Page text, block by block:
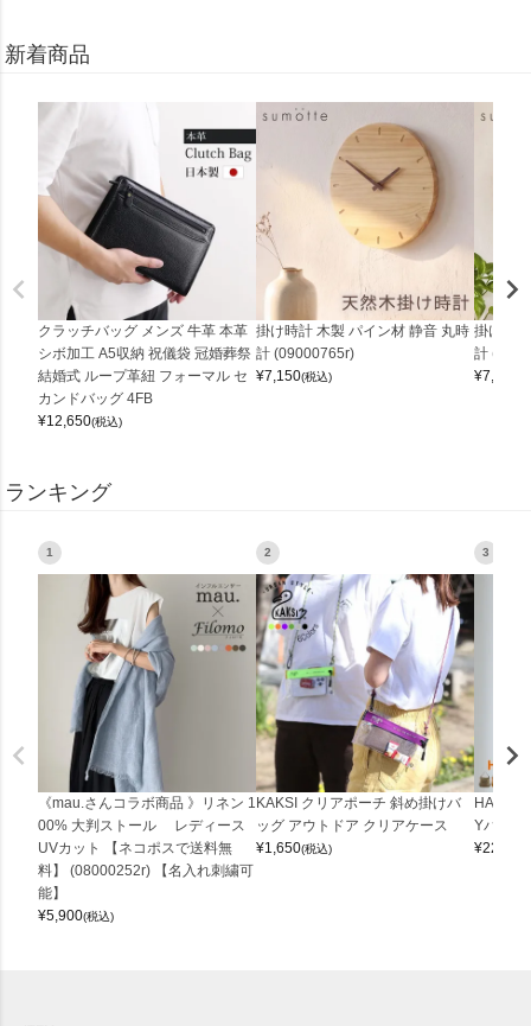
新着商品
クラッチバッグ メンズ 牛革 本革
シボ加工 A5収納 祝儀袋 冠婚葬祭
結婚式 ループ革紐 フォーマル セ
カンドバッグ 4FB
¥12,650(税込)
掛け時計 木製 パイン材 静音 丸時
計 (09000765r)
¥7,150(税込)
掛け時
計
¥7,150
ランキング
1
《mau.さんコラボ商品 》リネン 1
00% 大判ストール レディース
UVカット 【ネコポスで送料無
料】 (08000252r) 【名入れ刺繍可
能】
¥5,900(税込)
2
KAKSI クリアポーチ 斜め掛けバ
ッグ アウトドア クリアケース
¥1,650(税込)
3
Yバッグ
¥22,000